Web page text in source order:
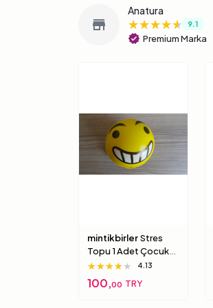
store
Anatura
★★★★★
★★★★★
★★★★★ 9.1
verified Premium Marka
mintikbirlerStres
Topu 1 Adet Çocuk
Için Yumuşak
Süngerimsi Içi Dolu
Top 6 Numara
★★★★★
★★★★★
★★★★★ 4.13
100,00 TRY